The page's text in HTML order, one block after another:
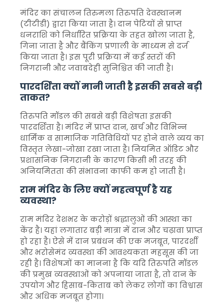
मंदिर का संचालन तिरुमला तिरुपति देवस्थानम
(टीटीडी) द्वारा किया जाता है। दान पेटियों से प्राप्त
धनराशि को निर्धारित प्रक्रिया के तहत खोला जाता है,
गिना जाता है और बैंकिंग प्रणाली के माध्यम से दर्ज
किया जाता है। इस पूरी प्रक्रिया में कई स्तरों की
निगरानी और जवाबदेही सुनिश्चित की जाती है।
पारदर्शिता क्यों मानी जाती है इसकी सबसे बड़ी
ताकत?
तिरुपति मॉडल की सबसे बड़ी विशेषता इसकी
पारदर्शिता है। मंदिर में प्राप्त दान, खर्च और विभिन्न
धार्मिक व सामाजिक गतिविधियों पर होने वाले व्यय का
विस्तृत लेखा-जोखा रखा जाता है। नियमित ऑडिट और
प्रशासनिक निगरानी के कारण किसी भी तरह की
अनियमितता की संभावना काफी कम हो जाती है।
राम मंदिर के लिए क्यों महत्वपूर्ण है यह
व्यवस्था?
राम मंदिर देशभर के करोड़ों श्रद्धालुओं की आस्था का
केंद्र है। यहां लगातार बड़ी मात्रा में दान और चढ़ावा प्राप्त
हो रहा है। ऐसे में दान प्रबंधन की एक मजबूत, पारदर्शी
और भरोसेमंद व्यवस्था की आवश्यकता महसूस की जा
रही है। विशेषज्ञों का मानना है कि यदि तिरुपति मॉडल
की प्रमुख व्यवस्थाओं को अपनाया जाता है, तो दान के
उपयोग और हिसाब-किताब को लेकर लोगों का विश्वास
और अधिक मजबूत होगा।